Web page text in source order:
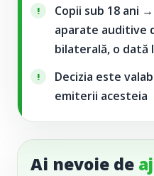
Copii sub 18 ani
aparate auditive
bilaterală, o dată
Decizia este
emiterii acesteia
Ai nevoie de